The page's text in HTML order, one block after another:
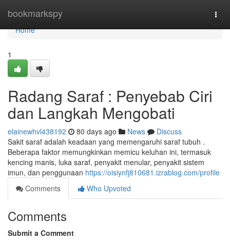
bookmarkspy
Home
Home
1
Radang Saraf : Penyebab Ciri
dan Langkah Mengobati
elainewhvl438192 80 days ago News
Discuss
Sakit saraf adalah keadaan yang memengaruhi saraf tubuh .
Beberapa faktor memungkinkan memicu keluhan ini, termasuk
kencing manis, luka saraf, penyakit menular, penyakit sistem
imun, dan penggunaan https://oisiynfj810681.izrablog.com/profile
Comments
Who Upvoted
Comments
Submit a Comment